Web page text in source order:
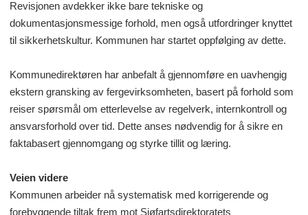
Revisjonen avdekker ikke bare tekniske og
dokumentasjonsmessige forhold, men også utfordringer knyttet
til sikkerhetskultur. Kommunen har startet oppfølging av dette.
Kommunedirektøren har anbefalt å gjennomføre en uavhengig
ekstern gransking av fergevirksomheten, basert på forhold som
reiser spørsmål om etterlevelse av regelverk, internkontroll og
ansvarsforhold over tid. Dette anses nødvendig for å sikre en
faktabasert gjennomgang og styrke tillit og læring.
Veien videre
Kommunen arbeider nå systematisk med korrigerende og
forebyggende tiltak frem mot Sjøfartsdirektoratets